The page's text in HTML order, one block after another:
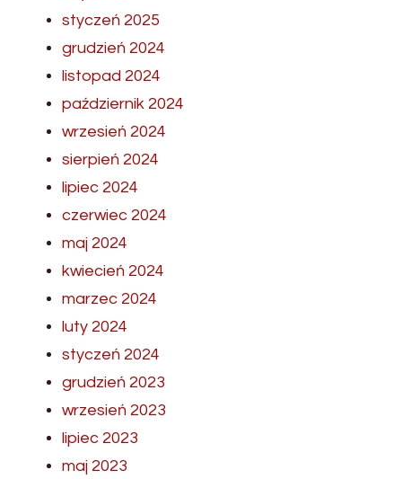
styczeń 2025
grudzień 2024
listopad 2024
październik 2024
wrzesień 2024
sierpień 2024
lipiec 2024
czerwiec 2024
maj 2024
kwiecień 2024
marzec 2024
luty 2024
styczeń 2024
grudzień 2023
wrzesień 2023
lipiec 2023
maj 2023